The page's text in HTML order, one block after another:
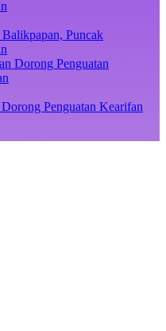
Puncak
Penguatan Kearifan